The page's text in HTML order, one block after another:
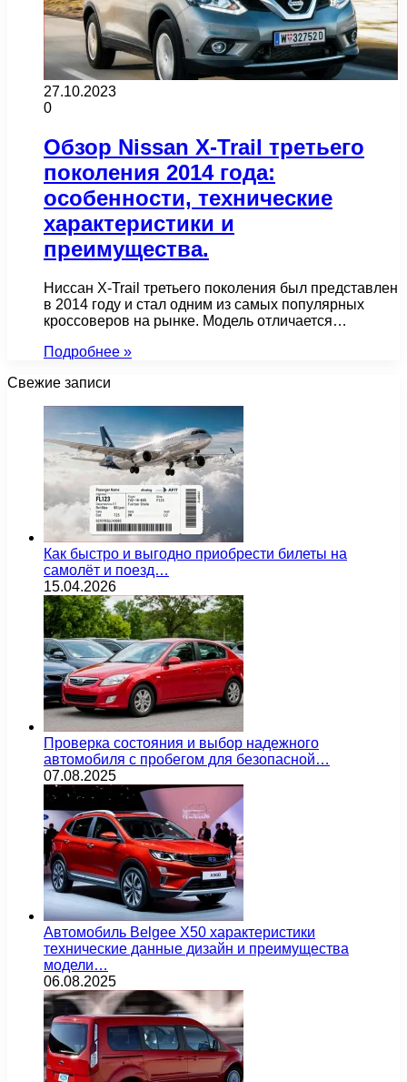
27.10.2023
0
Обзор Nissan X-Trail третьего
поколения 2014 года:
особенности, технические
характеристики и
преимущества.
Ниссан X-Trail третьего поколения был представлен
в 2014 году и стал одним из самых популярных
кроссоверов на рынке. Модель отличается…
Подробнее »
Свежие записи
Как быстро и выгодно приобрести билеты на
самолёт и поезд…
15.04.2026
Проверка состояния и выбор надежного
автомобиля с пробегом для безопасной…
07.08.2025
Автомобиль Belgee X50 характеристики
технические данные дизайн и преимущества
модели…
06.08.2025